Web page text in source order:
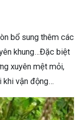
bổ sung thêm các
khung…Đặc biệt
xuyên mệt mỏi,
khi vận động…